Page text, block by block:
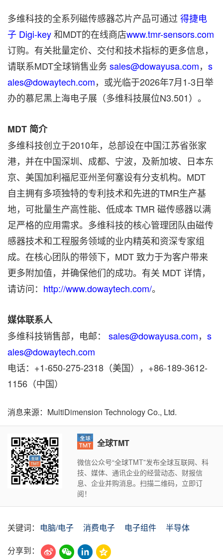
多维科技的全系列磁传感器芯片产品可通过 得捷电
子 Digi-key和MDT的在线商店www.tmr-sensors.com
订购。有关批量定价、交付和技术指标的更多信息，
请联系MDT全球销售业务 sales@dowayusa.com， s
ales@dowaytech.com，或光临于2026年7月1-3日举
办的慕尼黑上海电子展（多维科技展位N3.501）。
MDT 简介
多维科技创立于2010年，总部设在中国江苏省张家
港，并在中国深圳、成都、宁波，及新加坡、日本东
京、美国加利福尼亚州圣何塞设有分支机构。MDT
自主拥有多项独特的专利技术和先进的TMR生产基
地，可批量生产高性能、低成本 TMR 磁传感器以满
足严格的应用需求。多维科技的核心管理团队由磁传
感器技术和工程服务领域的业内精英和资深专家组
成。在核心团队的带领下，MDT 致力于为客户带来
更多附加值，并确保他们的成功。有关 MDT 详情，
请访问： http://www.dowaytech.com/。
媒体联系人
多维科技销售部，电邮： sales@dowayusa.com， s
ales@dowaytech.com
电话：+1-650-275-2318（美国），+86-189-3612-
1156（中国）
消息来源：MultiDimension Technology Co., Ltd.
全球TMT
微信公众号“全球TMT”发布全球互联网、科
技、媒体、通讯企业的经营动态、财报信
息、企业并购消息。扫描二维码，立即订
阅！
关键词： 电脑/电子 消费电子 电子组件
半导体
分享到：